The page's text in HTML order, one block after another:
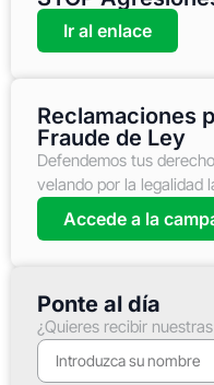
Ir al enlace
Reclamaciones
Fraude de Ley
Defendemos tus
velando por la legalidad
Accede a la
Ponte al día
¿Quieres recibir